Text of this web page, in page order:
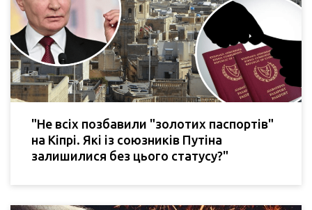
"Не всіх позбавили "золотих паспортів"
на Кіпрі. Які із союзників Путіна
залишилися без цього статусу?"